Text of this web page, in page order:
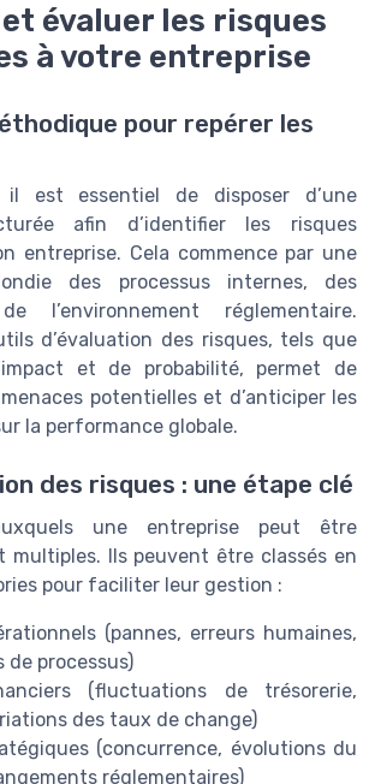
évaluer les risques
à votre entreprise
pour repérer les
il est essentiel de disposer d’une
afin d’identifier les risques
entreprise. Cela commence par une
des processus internes, des
l’environnement réglementaire.
d’évaluation des risques, tels que
et de probabilité, permet de
potentielles et d’anticiper les
la performance globale.
des risques : une étape clé
une entreprise peut être
multiples. Ils peuvent être classés en
pour faciliter leur gestion :
(pannes, erreurs humaines,
de processus)
(fluctuations de trésorerie,
des taux de change)
(concurrence, évolutions du
réglementaires)